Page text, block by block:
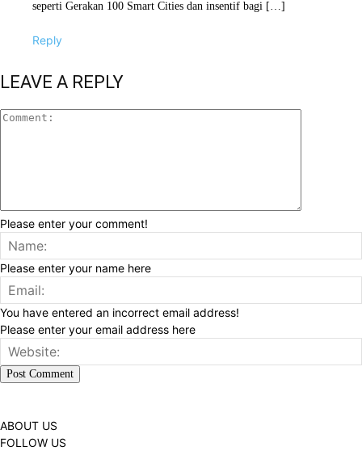
seperti Gerakan 100 Smart Cities dan insentif bagi […]
Reply
LEAVE A REPLY
Please enter your comment!
Please enter your name here
You have entered an incorrect email address!
Please enter your email address here
ABOUT US
FOLLOW US